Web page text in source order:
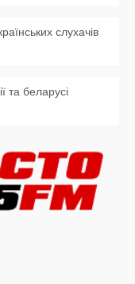
слухачів
та беларусі